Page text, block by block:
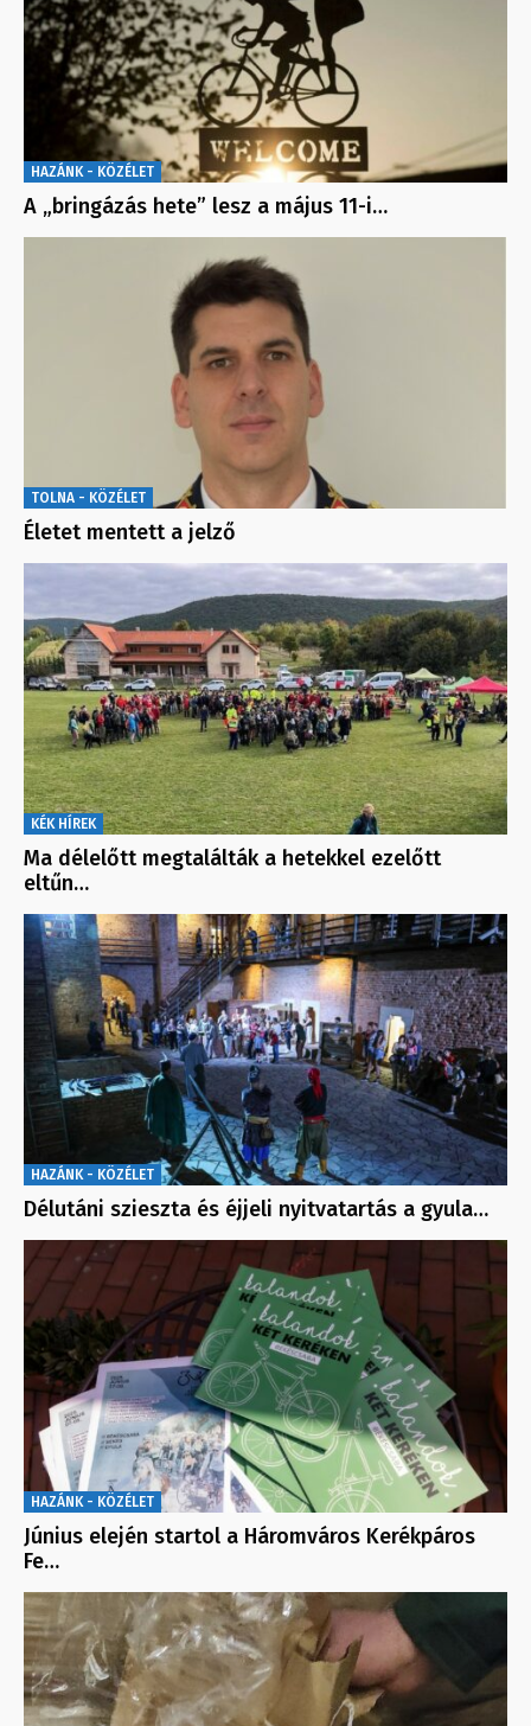
HAZÁNK - KÖZÉLET
A „bringázás hete” lesz a május 11-i…
TOLNA - KÖZÉLET
Életet mentett a jelző
KÉK HÍREK
Ma délelőtt megtalálták a hetekkel ezelőtt
eltűn…
HAZÁNK - KÖZÉLET
Délutáni szieszta és éjjeli nyitvatartás a gyula…
HAZÁNK - KÖZÉLET
Június elején startol a Háromváros Kerékpáros
Fe…